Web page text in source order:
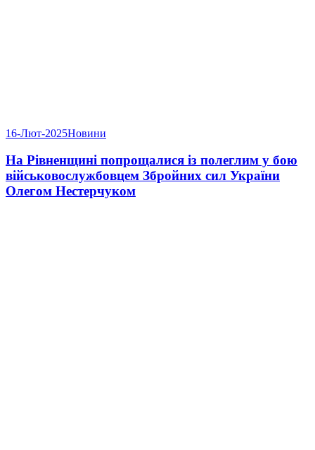
16-Лют-2025Новини
На Рівненщині попрощалися із полеглим у бою
військовослужбовцем Збройних сил України
Олегом Нестерчуком